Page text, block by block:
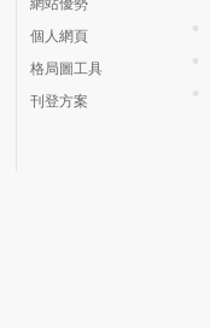
網站優勢
個人網頁
格局圖工具
刊登方案